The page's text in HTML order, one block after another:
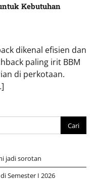
Kebutuhan
dikenal efisien dan
paling irit BBM
di perkotaan.
jadi sorotan
Semester I 2026